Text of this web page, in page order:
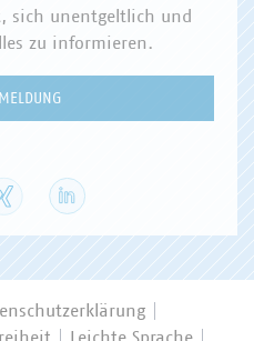
sich unentgeltlich und
zu informieren.